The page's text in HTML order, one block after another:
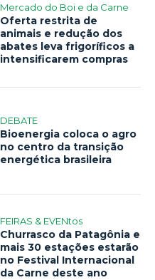
Mercado do Boi e da Carne
Oferta restrita de
animais e redução dos
abates leva frigoríficos a
intensificarem compras
DEBATE
Bioenergia coloca o agro
no centro da transição
energética brasileira
FEIRAS & EVENtos
Churrasco da Patagônia e
mais 30 estações estarão
no Festival Internacional
da Carne deste ano